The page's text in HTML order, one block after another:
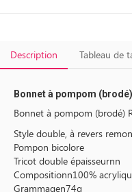
Description Tableau de
Bonnet à pompom (brodé)
Bonnet à pompom (brodé)
Style double, à revers
Pompon bicolore
Tricot double épaisseurnn
Compositionn100%
Grammagen74g